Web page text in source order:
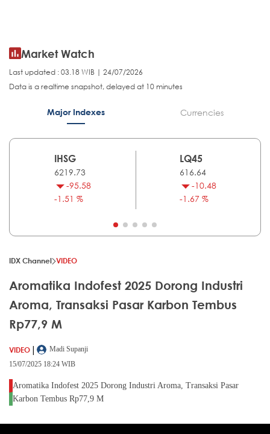
Market Watch
Last updated : 03.18 WIB | 24/07/2026
Data is a realtime snapshot, delayed at 10 minutes
Major Indexes Currencies
IHSG
6219.73
-95.58
-1.51 %
LQ45
616.64
-10.48
-1.67 %
IDX Channel VIDEO
Aromatika Indofest 2025 Dorong Industri
Aroma, Transaksi Pasar Karbon Tembus
Rp77,9 M
VIDEO |
Madi Supanji
15/07/2025 18:24 WIB
Aromatika Indofest 2025 Dorong Industri Aroma, Transaksi Pasar
Karbon Tembus Rp77,9 M